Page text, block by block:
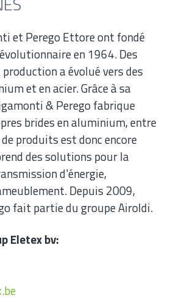
et Perego Ettore ont fondé
en 1964. Des
a évolué vers des
et en acier. Grâce à sa
& Perego fabrique
brides en aluminium, entre
produits est donc encore
des solutions pour la
d'énergie,
Depuis 2009,
fait partie du groupe Airoldi.
Eletex bv: